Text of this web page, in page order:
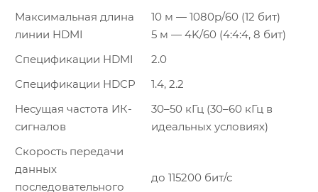
Максимальная длина
линии HDMI
10 м — 1080p/60 (12 бит)
5 м — 4K/60 (4:4:4, 8 бит)
Спецификации HDMI
2.0
Спецификации HDCP
1.4, 2.2
Несущая частота ИК-
сигналов
30–50 кГц (30–60 кГц в
идеальных условиях)
Скорость передачи
данных
последовательного
до 115200 бит/с